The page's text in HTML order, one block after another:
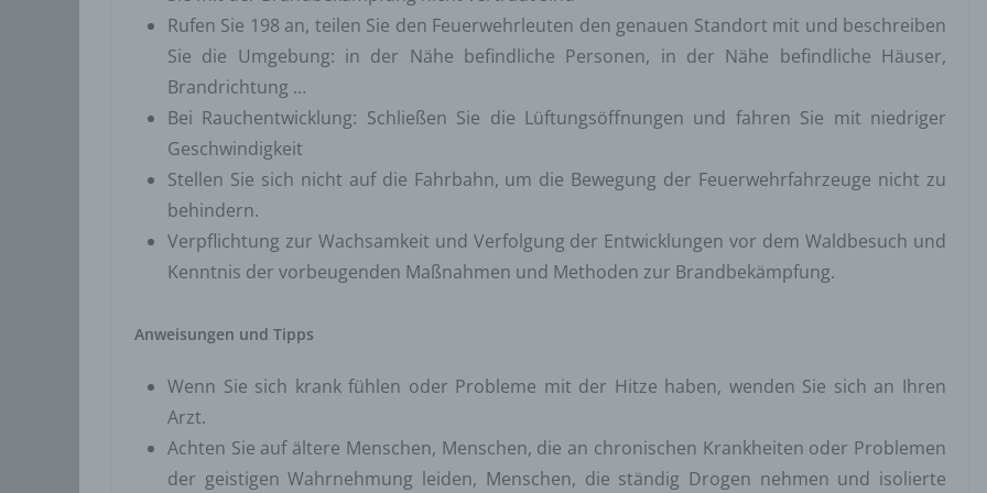
Rufen Sie 198 an, teilen Sie den Feuerwehrleuten den genauen Standort mit und beschreiben
Sie die Umgebung: in der Nähe befindliche Personen, in der Nähe befindliche Häuser,
Brandrichtung …
Bei Rauchentwicklung: Schließen Sie die Lüftungsöffnungen und fahren Sie mit niedriger
Geschwindigkeit
Stellen Sie sich nicht auf die Fahrbahn, um die Bewegung der Feuerwehrfahrzeuge nicht zu
behindern.
Verpflichtung zur Wachsamkeit und Verfolgung der Entwicklungen vor dem Waldbesuch und
Kenntnis der vorbeugenden Maßnahmen und Methoden zur Brandbekämpfung.
Anweisungen und Tipps
Wenn Sie sich krank fühlen oder Probleme mit der Hitze haben, wenden Sie sich an Ihren
Arzt.
Achten Sie auf ältere Menschen, Menschen, die an chronischen Krankheiten oder Problemen
der geistigen Wahrnehmung leiden, Menschen, die ständig Drogen nehmen und isolierte
Aufenthaltsort oder Ortswechsel dieser natürlichen Person zu analysieren oder
Pseudonymisierung ist die Verarbeitung personenbezogener Daten in einer
können, sofern diese zusätzlichen Informationen gesondert aufbewahrt
dass die personenbezogenen Daten nicht einer identifizierten oder
juristische Person, Behörde, Einrichtung oder andere Stelle, die allein oder
Verarbeitung durch das Unionsrecht oder das Recht der Mitgliedstaaten
vorgegeben, so kann der Verantwortliche beziehungsweise können die